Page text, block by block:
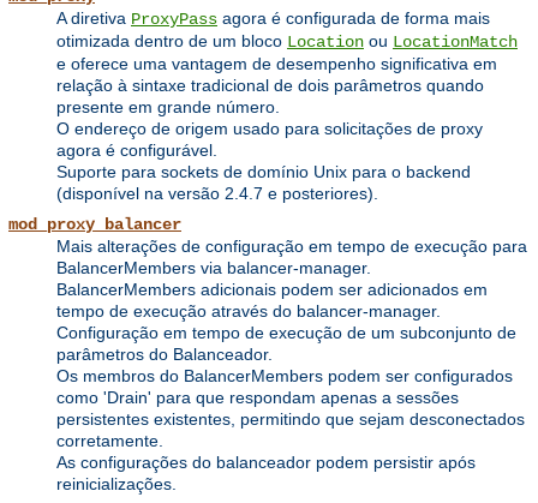
A diretiva ProxyPass agora é configurada de forma mais
otimizada dentro de um bloco Location ou LocationMatch
e oferece uma vantagem de desempenho significativa em
relação à sintaxe tradicional de dois parâmetros quando
presente em grande número.
O endereço de origem usado para solicitações de proxy
agora é configurável.
Suporte para sockets de domínio Unix para o backend
(disponível na versão 2.4.7 e posteriores).
mod_proxy_balancer
Mais alterações de configuração em tempo de execução para
BalancerMembers via balancer-manager.
BalancerMembers adicionais podem ser adicionados em
tempo de execução através do balancer-manager.
Configuração em tempo de execução de um subconjunto de
parâmetros do Balanceador.
Os membros do BalancerMembers podem ser configurados
como 'Drain' para que respondam apenas a sessões
persistentes existentes, permitindo que sejam desconectados
corretamente.
As configurações do balanceador podem persistir após
reinicializações.